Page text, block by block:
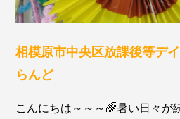
相模原市中央区放課後等デ
らんど
こんにちは～～～🌈暑い日々が